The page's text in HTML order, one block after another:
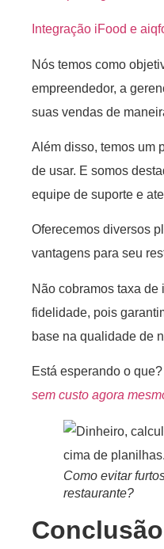
Integração iFood e
Nós temos como
empreendedor, a
suas vendas de
Além disso, temos um
de usar. E somos
equipe de suporte e
Oferecemos diversos
vantagens para seu
Não cobramos taxa
fidelidade, pois
base na qualidade de
Está esperando o que?
sem custo agora
Como evitar
restaurante?
Conclusão